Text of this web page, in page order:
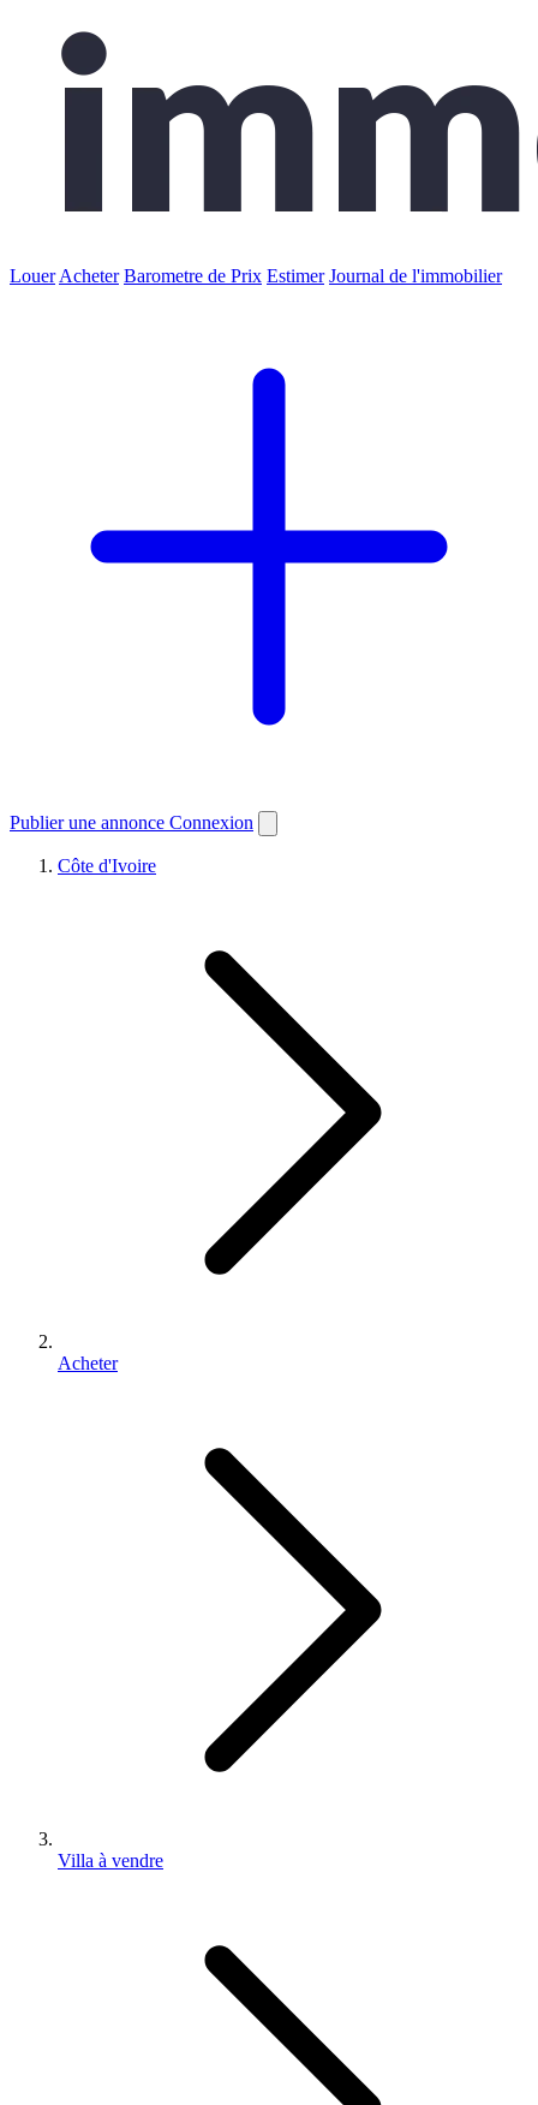
Louer Acheter Barometre de Prix Estimer Journal de l'immobilier
Publier une annonce Connexion
Côte d'Ivoire
Acheter
Villa à vendre